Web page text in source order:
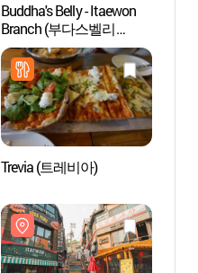
Buddha's Belly - Itaewon
Branch (부다스벨리
이태원)
Trevia (트레비아)